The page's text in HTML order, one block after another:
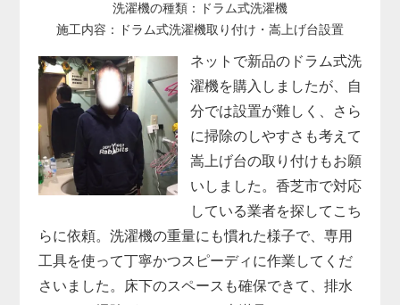
洗濯機の種類：ドラム式洗濯機
施工内容：ドラム式洗濯機取り付け・嵩上げ台設置
ネットで新品のドラム式洗
濯機を購入しましたが、自
分では設置が難しく、さら
に掃除のしやすさも考えて
嵩上げ台の取り付けもお願
いしました。香芝市で対応
している業者を探してこち
らに依頼。洗濯機の重量にも慣れた様子で、専用
工具を使って丁寧かつスピーディに作業してくだ
さいました。床下のスペースも確保できて、排水